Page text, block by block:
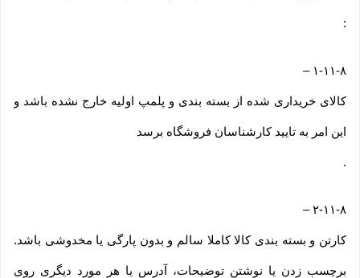
:
۱-۱۱-۸ –
کالای خریداری شده از بسته بندی و پلمپ اولیه خارج نشده باشد و
این امر به تایید کارشناسان فروشگاه برسد
.
۲-۱۱-۸–
کارتن و بسته بندی کالا کاملا سالم و بدون پارگی یا مخدوشی باشد.
برچسب زدن یا نوشتن توضیحات، آدرس یا هر مورد دیگری روی